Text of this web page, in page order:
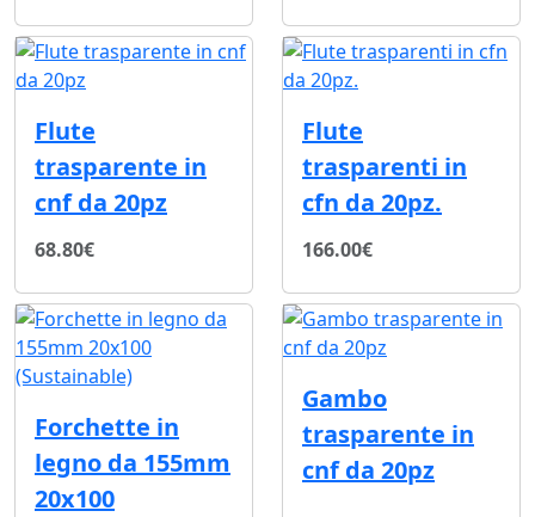
Flute
trasparente in
cnf da 20pz
68.80€
Flute
trasparenti in
cfn da 20pz.
166.00€
Forchette in
legno da 155mm
20x100
Gambo
trasparente in
cnf da 20pz